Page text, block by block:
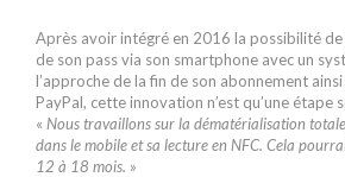
Après avoir intégré en 2016 la possibilité
de son pass via son smartphone avec un
l’approche de la fin de son abonnement
PayPal, cette innovation n’est qu’une étape
« Nous travaillons sur la dématérialisation
dans le mobile et sa lecture en NFC. Cela
12 à 18 mois. »